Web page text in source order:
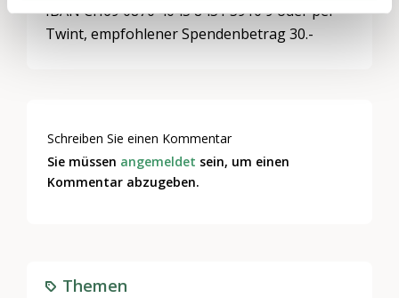
Themen
IBAN CH69 0870 4045 8451 5910 9 oder per
Twint, empfohlener Spendenbetrag 30.-
Schreiben Sie einen Kommentar
Sie müssen angemeldet sein, um einen
Kommentar abzugeben.